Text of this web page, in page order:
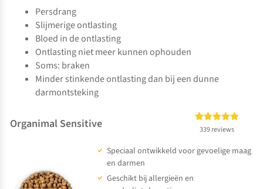
Persdrang
Slijmerige ontlasting
Bloed in de ontlasting
Ontlasting niet meer kunnen ophouden
Soms: braken
Minder stinkende ontlasting dan bij een dunne
darmontsteking
Organimal Sensitive
Gewaardeerd
gebaseerd
339
339 reviews
Speciaal ontwikkeld voor gevoelige maag
en darmen
Geschikt bij allergieën en